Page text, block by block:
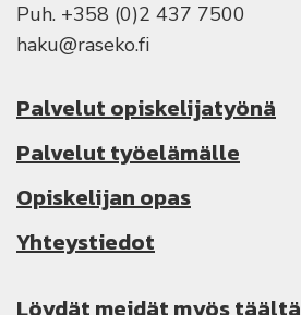
Puh. +358 (0)2 437 7500
haku@raseko.fi
Palvelut opiskelijatyönä
Palvelut työelämälle
Opiskelijan opas
Yhteystiedot
Löydät meidät myös täältä